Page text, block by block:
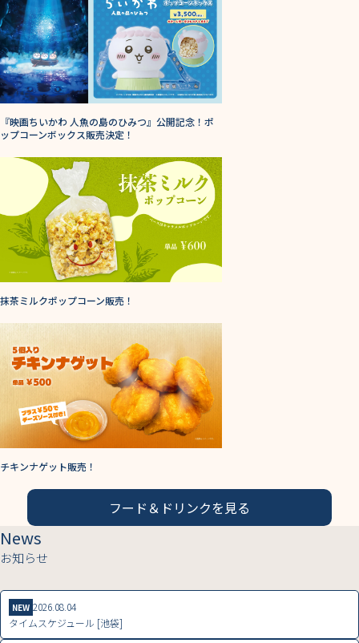
『映画ちいかわ 人魚の島のひみつ』公開記念！ポ
ップコーンボックス販売決定！
抹茶ミルクポップコーン販売！
チキンナゲット販売！
News
お知らせ
NEW
2026.08.04
2026.07.22
【重要】WEB会員ログイン障害に伴うご対応について（7/22更新）